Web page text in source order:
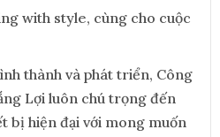
with style, cùng cho cuộc
thành và phát triển, Công
Lợi luôn chú trọng đến
bị hiện đại với mong muốn